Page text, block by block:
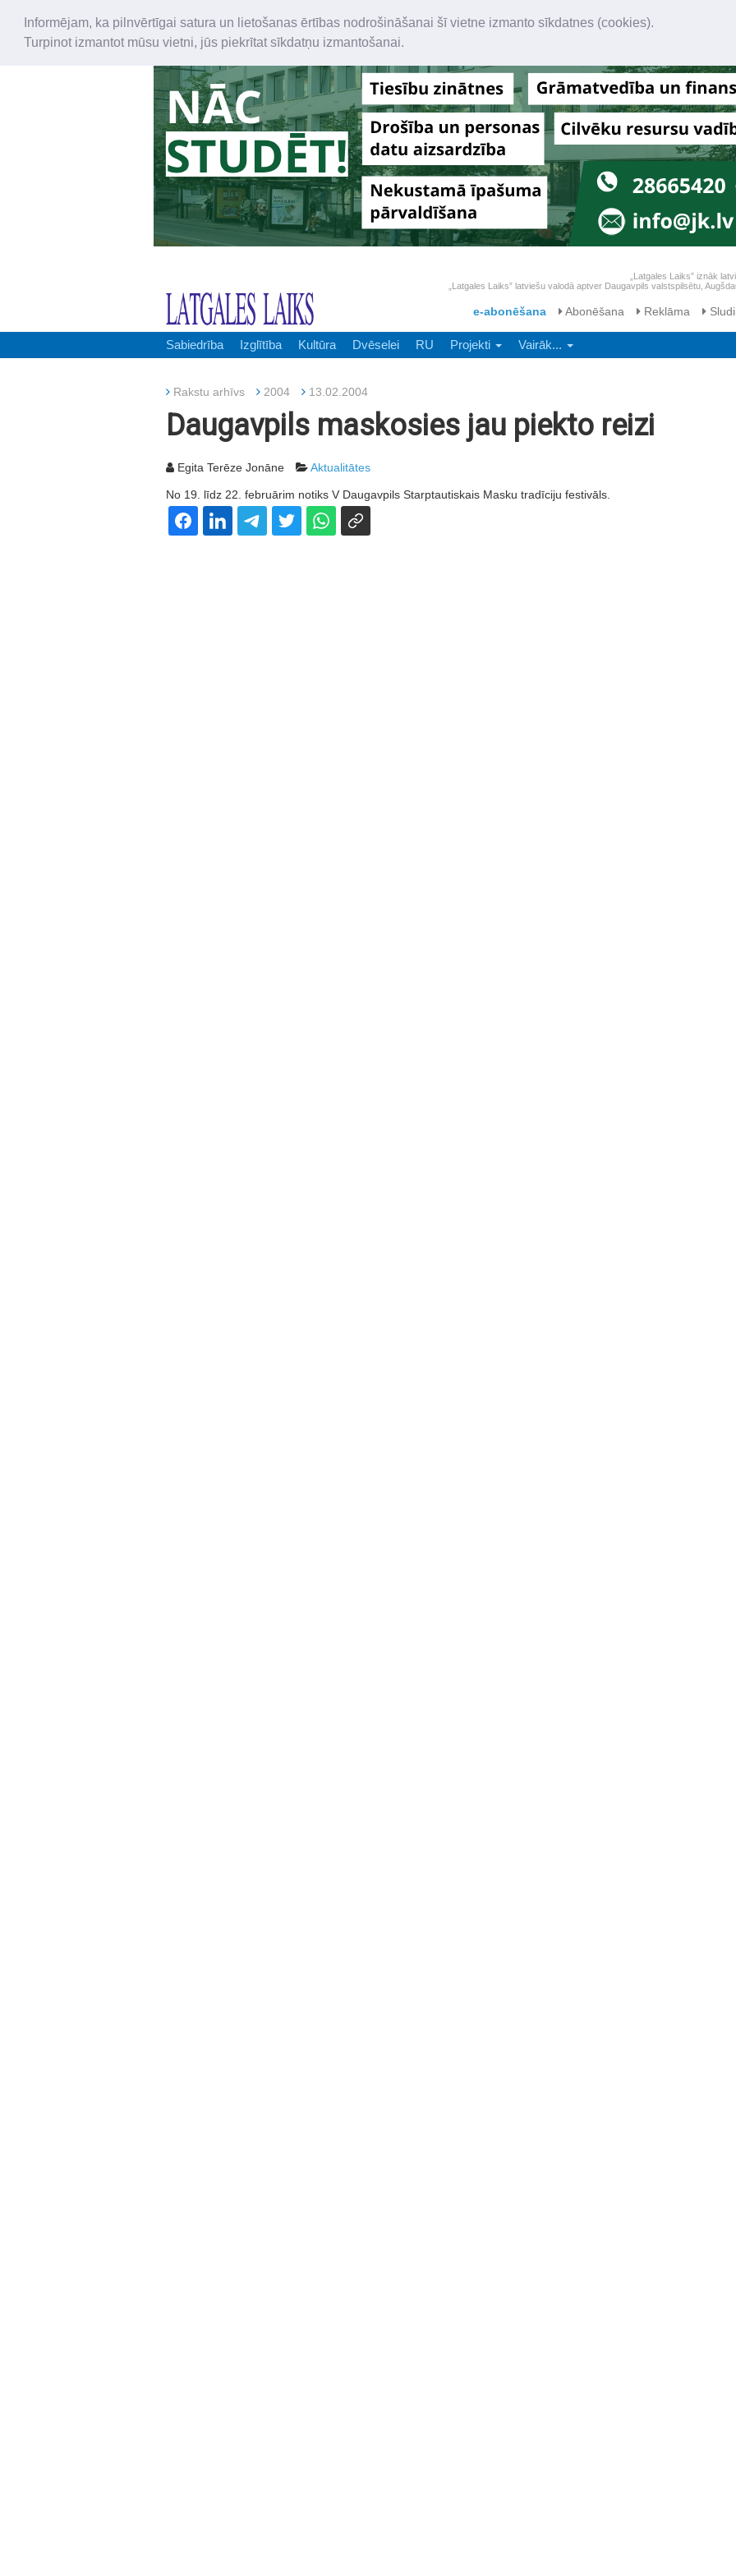
Informējam, ka pilnvērtīgai satura un lietošanas ērtības nodrošināšanai šī vietne izmanto sīkdatnes (cookies).
Turpinot izmantot mūsu vietni, jūs piekrītat sīkdatņu izmantošanai.
„Latgales Laiks” iznāk
„Latgales Laiks” latviešu valodā aptver Daugavpils valstspilsētu,
e-abonēšana Abonēšana Reklāma
Sabiedrība Izglītība Kultūra Dvēselei RU Projekti Vairāk...
Rakstu arhīvs 2004 13.02.2004
Daugavpils maskosies jau piekto reizi
Egita Terēze Jonāne Aktualitātes
No 19. līdz 22. februārim notiks V Daugavpils Starptautiskais Masku tradīciju festivāls.